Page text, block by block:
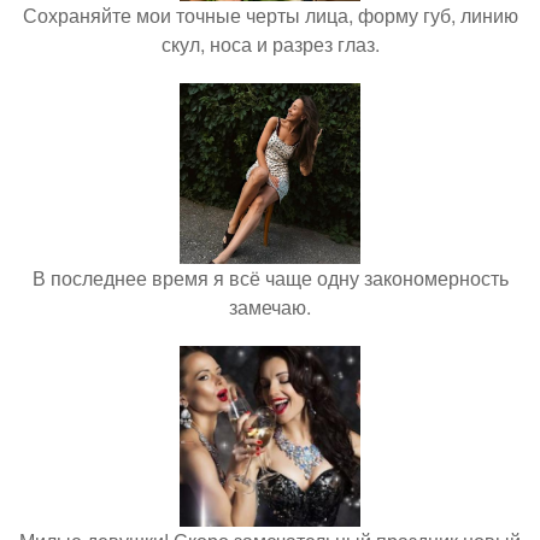
Сохраняйте мои точные черты лица, форму губ, линию
скул, носа и разрез глаз.
В последнее время я всё чаще одну закономерность
замечаю.